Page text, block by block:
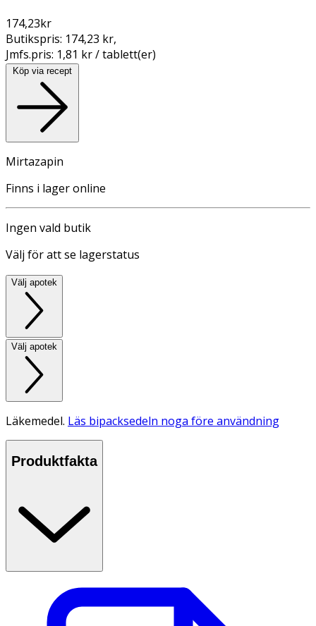
174,23kr
Butikspris: 174,23 kr,
Jmfs.pris: 1,81 kr / tablett(er)
Köp via recept
Mirtazapin
Finns i lager online
Ingen vald butik
Välj för att se lagerstatus
Välj apotek
Välj apotek
Läkemedel. Läs bipacksedeln noga före användning
Produktfakta